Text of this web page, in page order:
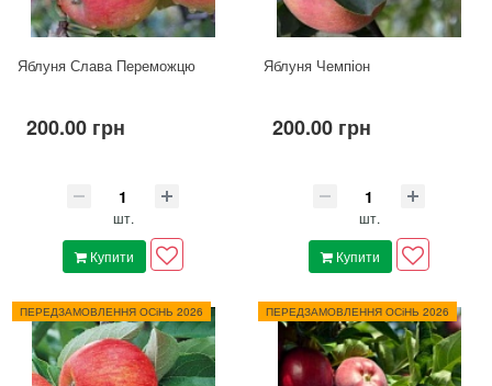
Яблуня Слава Переможцю
200.00 грн
шт.
Купити
Яблуня Чемпіон
200.00 грн
шт.
Купити
ПЕРЕДЗАМОВЛЕННЯ ОСіНЬ 2026 ПЕРЕДЗАМОВЛЕННЯ ОСіНЬ 2026